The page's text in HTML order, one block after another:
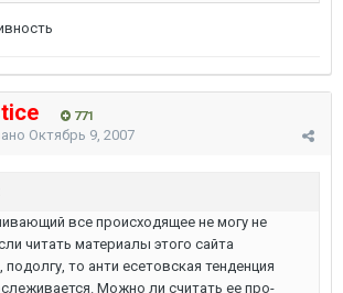
771
Октябрь 9, 2007
все происходящее не могу не
читать материалы этого сайта
подолгу, то анти есетовская тенденция
Можно ли считать ее про-